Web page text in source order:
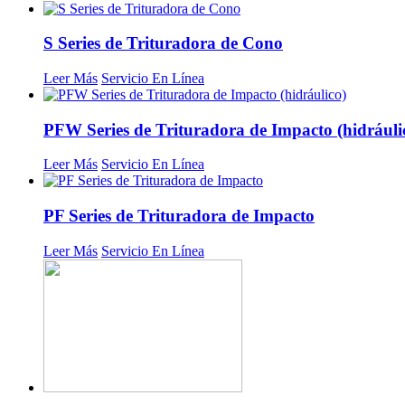
S Series de Trituradora de Cono
Leer Más Servicio En Línea
PFW Series de Trituradora de Impacto
Leer Más Servicio En Línea
PF Series de Trituradora de Impacto
Leer Más Servicio En Línea